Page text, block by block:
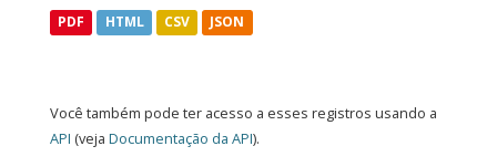
PDF HTML CSV JSON
Você também pode ter acesso a esses registros usando a
API (veja Documentação da API).